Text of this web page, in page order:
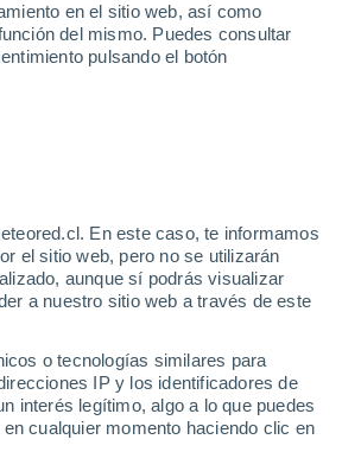
en el sitio web, así como
del mismo. Puedes consultar
pulsando el botón
En este caso, te informamos
el sitio web, pero no se utilizarán
aunque sí podrás visualizar
a nuestro sitio web a través de este
o tecnologías similares para
IP y los identificadores de
interés legítimo, algo a lo que puedes
cualquier momento haciendo clic en
Mañana
8 Ago
Domingo
9 Ago
en la base
en la parte superior -